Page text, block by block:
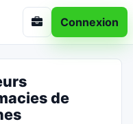
Connexion
de